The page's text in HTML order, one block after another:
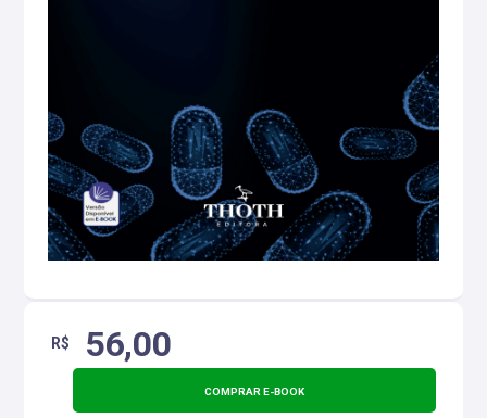
R$ 56,00
COMPRAR E-BOOK